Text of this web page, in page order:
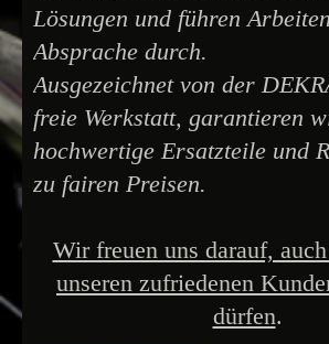
Lösungen und führen
Absprache durch.
Ausgezeichnet von der
freie Werkstatt, garantieren
hochwertige Ersatzteile und
zu fairen Preisen.
Wir freuen uns darauf,
unseren zufriedenen
dürfen.